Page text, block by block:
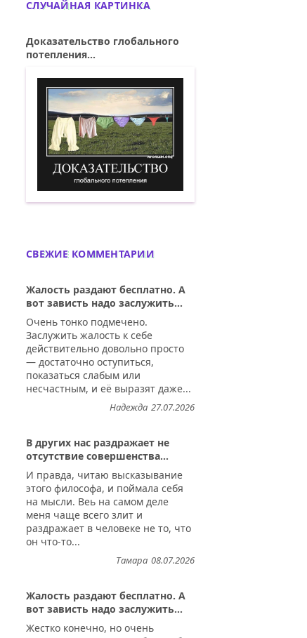
СЛУЧАЙНАЯ КАРТИНКА
Доказательство глобального
потепления...
Доказательство глобального
СВЕЖИЕ КОММЕНТАРИИ
Жалость раздают бесплатно. А
вот зависть надо заслужить...
Очень тонко подмечено.
Заслужить жалость к себе
действительно довольно просто
— достаточно оступиться,
показаться слабым или
несчастным, и её выразят даже...
27.07.2026
Надежда
В других нас раздражает не
отсутствие совершенства...
И правда, читаю высказывание
этого философа, и поймала себя
на мысли. Веь на самом деле
меня чаще всего злит и
раздражает в человеке не то, что
он что-то...
08.07.2026
Тамара
Жалость раздают бесплатно. А
вот зависть надо заслужить...
Жестко конечно, но очень